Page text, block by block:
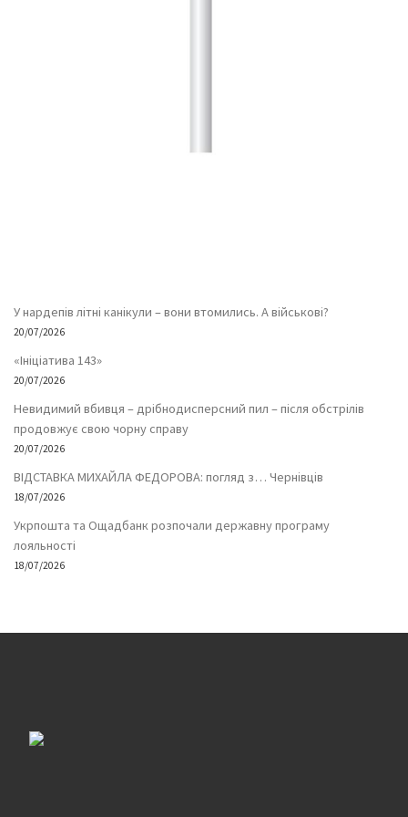
У нардепів літні канікули – вони втомились. А військові?
20/07/2026
«Ініціатива 143»
20/07/2026
Невидимий вбивця – дрібнодисперсний пил – після обстрілів
продовжує свою чорну справу
20/07/2026
ВІДСТАВКА МИХАЙЛА ФЕДОРОВА: погляд з… Чернівців
18/07/2026
Укрпошта та Ощадбанк розпочали державну програму
лояльності
18/07/2026